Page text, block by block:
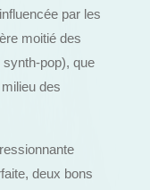
par les
moitié des
pop), que
des
deux bons